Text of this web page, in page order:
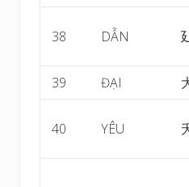
38 DẪN
39
ĐẠI
40 YÊU